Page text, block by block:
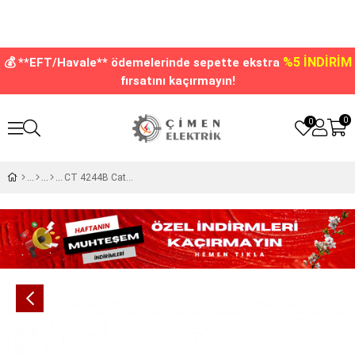
💰 **EFT/Havale** ödemelerinde sepette ekstra %5 İNDİRİM
fırsatını kaçırmayın!
0
0
CT 4244B Cata 6,5 w Çanak Led Ampul Beyaz Işık GU-10 Duy